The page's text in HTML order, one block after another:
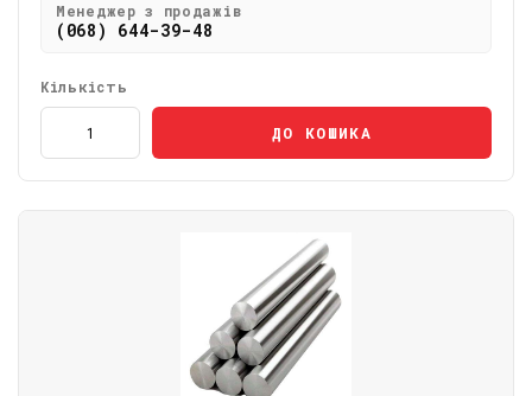
Менеджер з продажів
(068) 644-39-48
Кількість
ДО КОШИКА